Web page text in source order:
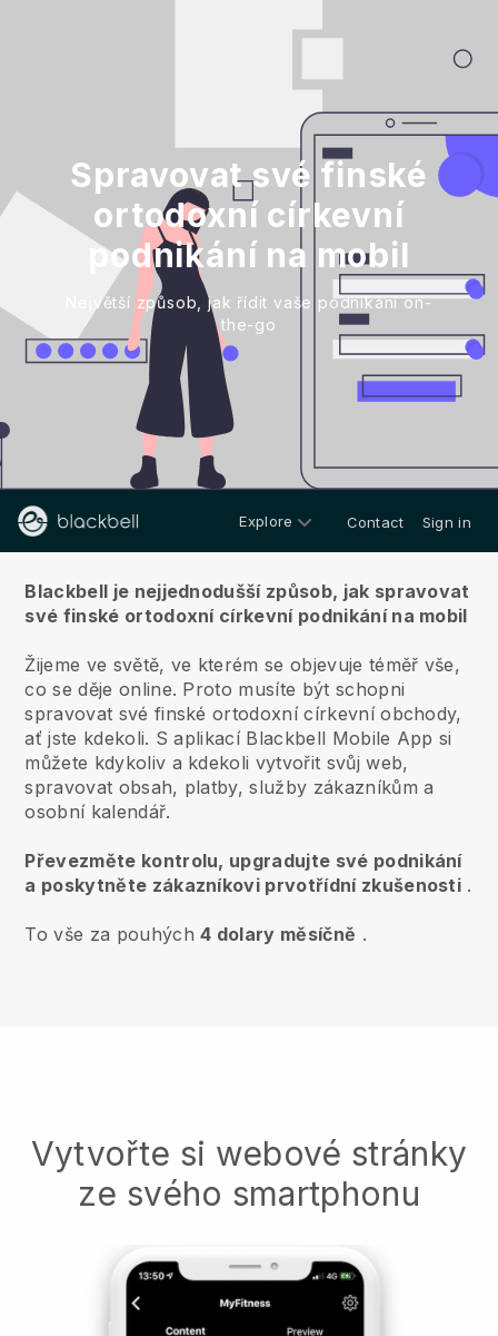
Spravovat své finské
ortodoxní církevní
podnikání na mobil
Největší způsob, jak řídit vaše podnikání on-
the-go
Explore Contact Sign in
Blackbell je nejjednodušší způsob, jak spravovat
své finské ortodoxní církevní podnikání na mobil
Žijeme ve světě, ve kterém se objevuje téměř vše,
co se děje online. Proto musíte být schopni
spravovat své finské ortodoxní církevní obchody,
ať jste kdekoli. S aplikací Blackbell Mobile App si
můžete kdykoliv a kdekoli vytvořit svůj web,
spravovat obsah, platby, služby zákazníkům a
osobní kalendář.
Převezměte kontrolu, upgradujte své podnikání
a poskytněte zákazníkovi prvotřídní zkušenosti .
To vše za pouhých4 dolary měsíčně .
Vytvořte si webové stránky
ze svého smartphonu